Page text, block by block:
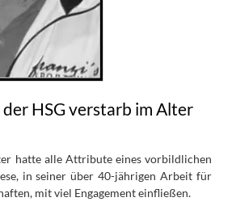
HSG verstarb im Alter
hatte alle Attribute eines vorbildlichen
in seiner über 40-jährigen Arbeit für
mit viel Engagement einfließen.